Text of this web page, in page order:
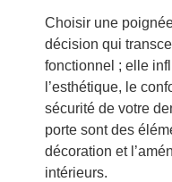
Choisir une
décision qui
fonctionnel ; elle
l’esthétique, le
sécurité de votre
porte sont des
décoration et
intérieurs.